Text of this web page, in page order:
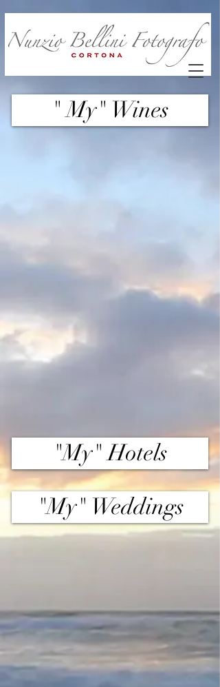
" My" Wines
"My" Hotels
"My" Weddings